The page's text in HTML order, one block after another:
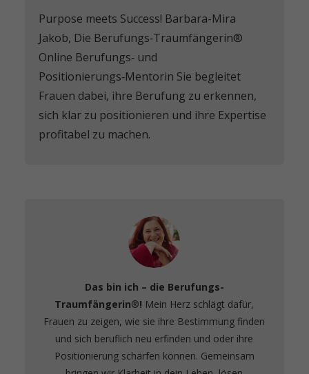
Purpose meets Success! Barbara-Mira
Jakob, Die Berufungs‑Traumfängerin®️
Online Berufungs‑ und
Positionierungs‑Mentorin Sie begleitet
Frauen dabei, ihre Berufung zu erkennen,
sich klar zu positionieren und ihre Expertise
profitabel zu machen.
Das bin ich – die Berufungs-
Traumfängerin®️! Mein Herz schlägt dafür,
Frauen zu zeigen, wie sie ihre Bestimmung finden
und sich beruflich neu erfinden und oder ihre
Positionierung schärfen können. Gemeinsam